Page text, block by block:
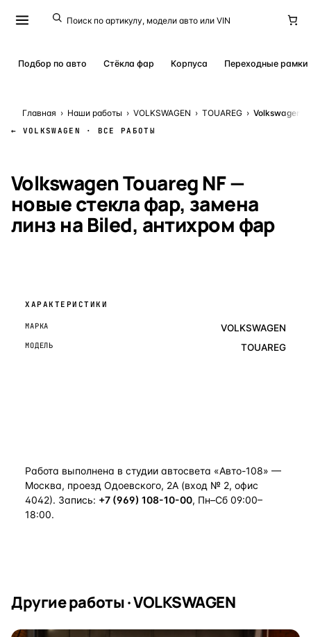
Подбор по авто Стёкла фар Корпуса Переходные рамки
Главная › Наши работы › VOLKSWAGEN › TOUAREG › Volkswagen
← VOLKSWAGEN · ВСЕ РАБОТЫ
Volkswagen Touareg NF —
новые стекла фар, замена
линз на Biled, антихром фар
ХАРАКТЕРИСТИКИ
МАРКА VOLKSWAGEN
МОДЕЛЬ TOUAREG
Работа выполнена в студии автосвета «Авто-108» —
Москва, проезд Одоевского, 2А (вход № 2, офис
4042). Запись: +7 (969) 108-10-00, Пн–Сб 09:00–
18:00.
Другие работы · VOLKSWAGEN